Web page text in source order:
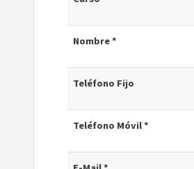
Nombre *
Teléfono Fijo
Teléfono Móvil *